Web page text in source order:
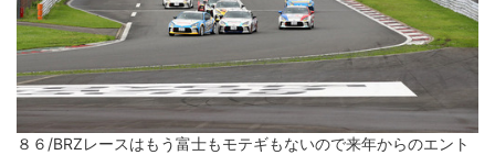
８６/BRZレースはもう富士もモテギもないので来年からのエント